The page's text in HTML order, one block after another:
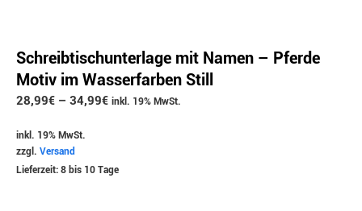
Schreibtischunterlage mit Namen – Pferde
Motiv im Wasserfarben Still
28,99€ – 34,99€ inkl. 19% MwSt.
inkl. 19% MwSt.
zzgl. Versand
Lieferzeit: 8 bis 10 Tage